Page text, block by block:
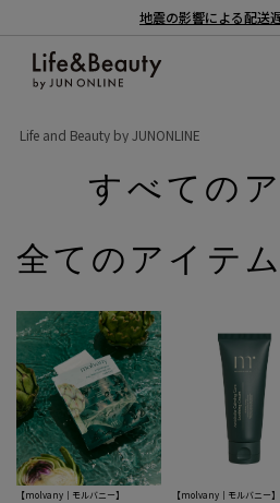
地震の影響による配送
Life and Beauty by JUNONLINE
すべての
全てのアイテム
【molvany｜モルバニー】
【molvany｜モルバニー】